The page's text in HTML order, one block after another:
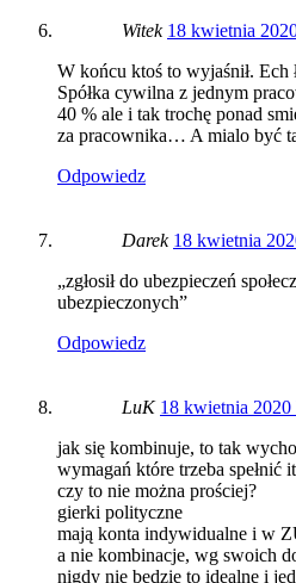
Witek 18 kwietnia
W końcu ktoś to wyjaśnił. Ech
Spółka cywilna z jednym
40 % ale i tak trochę ponad
za pracownika… A mialo być
Odpowiedz
Darek 18 kwietnia
„zgłosił do ubezpieczeń
ubezpieczonych”
Odpowiedz
LuK 18 kwietnia
jak się kombinuje, to tak
wymagań które trzeba
czy to nie można prościej?
gierki polityczne
mają konta indywidualne i w
a nie kombinacje, wg swoich
nigdy nie będzie to idealne i